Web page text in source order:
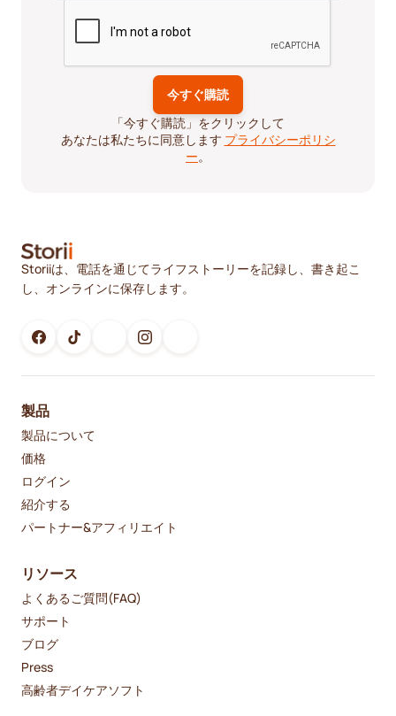
「今すぐ購読」をクリックして
あなたは私たちに同意します プライバシーポリシ
ー。
Storiiは、電話を通じてライフストーリーを記録し、書き起こ
し、オンラインに保存します。
製品
製品について
価格
ログイン
紹介する
パートナー&アフィリエイト
リソース
よくあるご質問(FAQ)
サポート
ブログ
Press
高齢者デイケアソフト